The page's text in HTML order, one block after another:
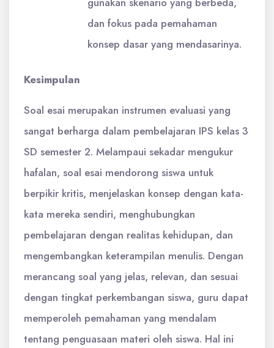
dan fokus pada pemahaman
konsep dasar yang mendasarinya.
Kesimpulan
Soal esai merupakan instrumen evaluasi yang
sangat berharga dalam pembelajaran IPS kelas 3
SD semester 2. Melampaui sekadar mengukur
hafalan, soal esai mendorong siswa untuk
berpikir kritis, menjelaskan konsep dengan kata-
kata mereka sendiri, menghubungkan
pembelajaran dengan realitas kehidupan, dan
mengembangkan keterampilan menulis. Dengan
merancang soal yang jelas, relevan, dan sesuai
dengan tingkat perkembangan siswa, guru dapat
memperoleh pemahaman yang mendalam
tentang penguasaan materi oleh siswa. Hal ini